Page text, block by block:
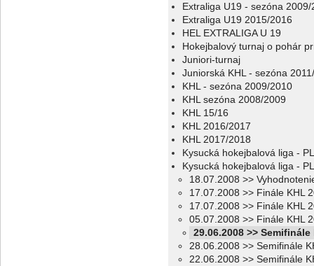
Extraliga U19 - sezóna 2009/
Extraliga U19 2015/2016
HEL EXTRALIGA U 19
Hokejbalový turnaj o pohár
Juniori-turnaj
Juniorská KHL - sezóna
KHL - sezóna 2009/2010
KHL sezóna 2008/2009
KHL 15/16
KHL 2016/2017
KHL 2017/2018
Kysucká hokejbalová liga -
Kysucká hokejbalová liga -
18.07.2008 >>
17.07.2008 >> Finále KHL
17.07.2008 >> Finále KHL
05.07.2008 >> Finále KHL
29.06.2008 >>
28.06.2008 >> Semifinále
22.06.2008 >> Semifinále